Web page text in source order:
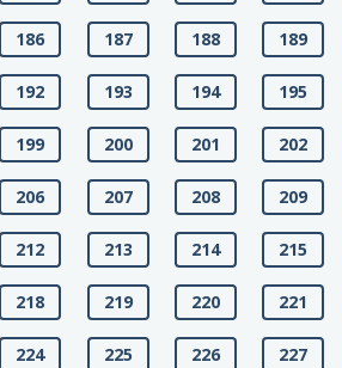
186 187 188 189
192 193 194 195
199 200 201 202
206 207 208 209
212 213 214 215
218 219 220 221
224 225 226 227